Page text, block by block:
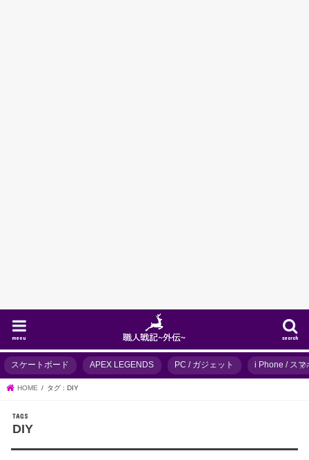
search
menu
スケートボード APEX LEGENDS PC / ガジェット i Phone / スマ
HOME タグ : DIY
DIY